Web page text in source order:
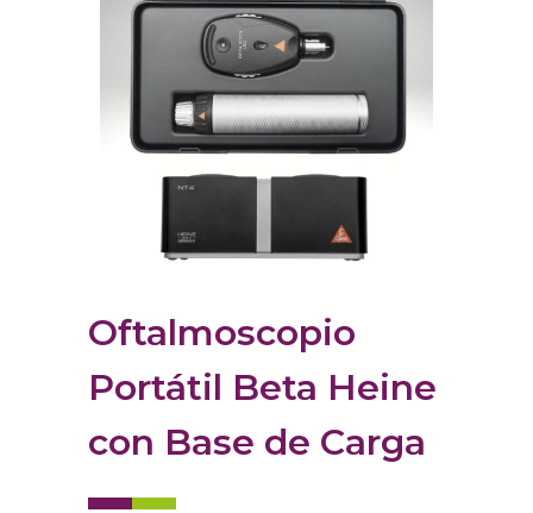
Oftalmoscopio
Portátil Beta Heine
con Base de Carga